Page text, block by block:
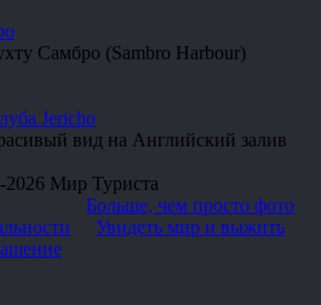
Самбро (Sambro Harbour)
Jericho
вид на Английский залив
2026 Мир Туриста
Больше, чем просто фото
Увидеть мир и выжить